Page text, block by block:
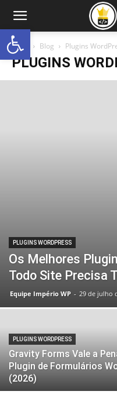
Início Blog Plugins
PLUGINS
PLUGINS WORDPRESS
Os Melhores
Todo Site Precisa
Equipe Império WP - 29 de julho
PLUGINS WORDPRESS
Gravity Forms Vale a
Plugin de Formulários
(2026)
Abrir a barra de ferramentas